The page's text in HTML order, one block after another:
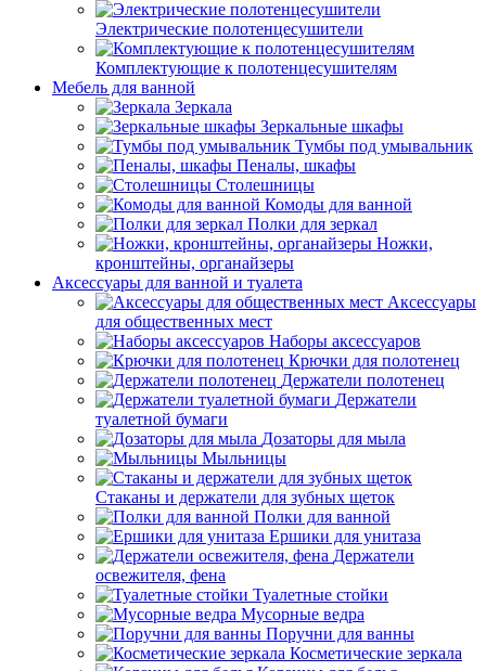
Электрические полотенцесушители
Комплектующие к полотенцесушителям
Мебель для ванной
Зеркала
Зеркальные шкафы
Тумбы под умывальник
Пеналы, шкафы
Столешницы
Комоды для ванной
Полки для зеркал
Ножки,
кронштейны, органайзеры
Аксессуары для ванной и туалета
Аксессуары
для общественных мест
Наборы аксессуаров
Крючки для полотенец
Держатели полотенец
Держатели
туалетной бумаги
Дозаторы для мыла
Мыльницы
Стаканы и держатели для зубных щеток
Полки для ванной
Ершики для унитаза
Держатели
освежителя, фена
Туалетные стойки
Мусорные ведра
Поручни для ванны
Косметические зеркала